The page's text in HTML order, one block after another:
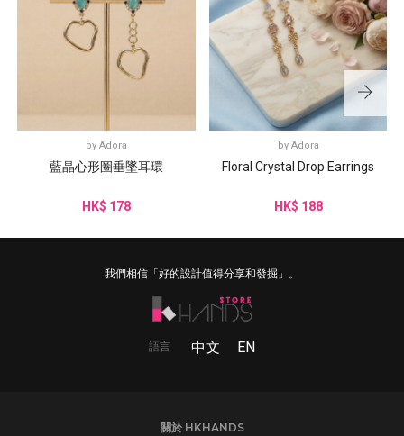
by Adora
藍晶心形圈垂墜耳環
HK$ 178
by Adora
Floral Crystal Drop Earrings
HK$ 188
我們相信「好的設計值得分享和發掘」。
語言 中文 EN
關於 HKHANDS